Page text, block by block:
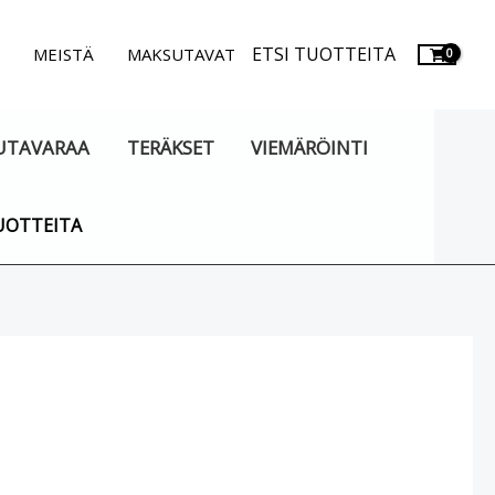
MEISTÄ MAKSUTAVAT ETSI TUOTTEITA
TERÄKSET VIEMÄRÖINTI